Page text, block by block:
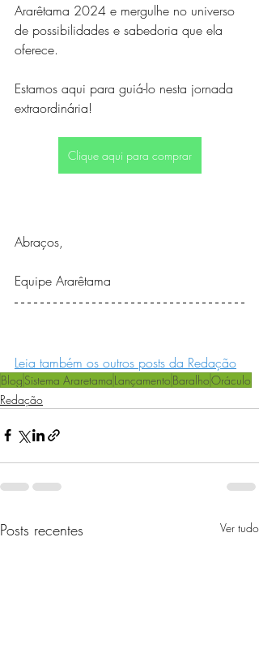
Ararêtama 2024 e mergulhe no universo
de possibilidades e sabedoria que ela
oferece.
Estamos aqui para guiá-lo nesta jornada
extraordinária!
Clique aqui para comprar
Abraços,
Equipe Ararêtama
Leia também os outros posts da Redação
Blog Sistema Araretama Lançamento BaralhoOráculo
Redação
Posts recentes Ver tudo